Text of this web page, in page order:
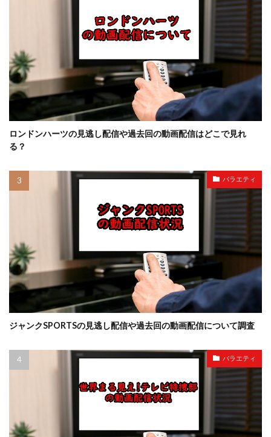
ロンドンハーツの見逃し配信や過去回の動画配信はどこで見れ
る？
バラエティ
ジャンクSPORTSの見逃し配信や過去回の動画配信について調査
バラエティ